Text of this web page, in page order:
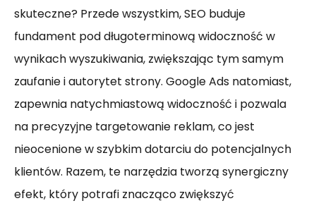
skuteczne? Przede wszystkim, SEO buduje
fundament pod długoterminową widoczność w
wynikach wyszukiwania, zwiększając tym samym
zaufanie i autorytet strony. Google Ads natomiast,
zapewnia natychmiastową widoczność i pozwala
na precyzyjne targetowanie reklam, co jest
nieocenione w szybkim dotarciu do potencjalnych
klientów. Razem, te narzędzia tworzą synergiczny
efekt, który potrafi znacząco zwiększyć